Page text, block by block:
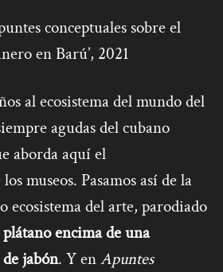
conceptuales sobre el
en Barú’, 2021
al ecosistema del mundo del
agudas del cubano
aborda aquí el
museos. Pasamos así de la
ecosistema del arte, parodiado
plátano encima de una
jabón. Y enApuntes